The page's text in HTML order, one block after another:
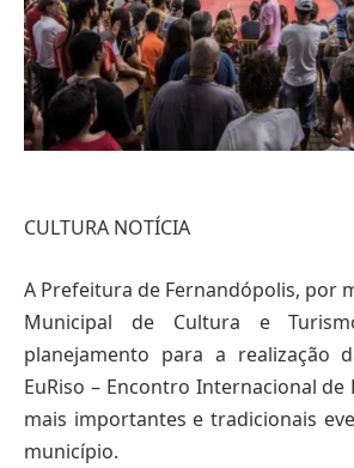
CULTURA NOTÍCIA
A Prefeitura de Fernandópolis, por
Municipal de Cultura e
planejamento para a realização
EuRiso – Encontro Internacional de
mais importantes e tradicionais
município.